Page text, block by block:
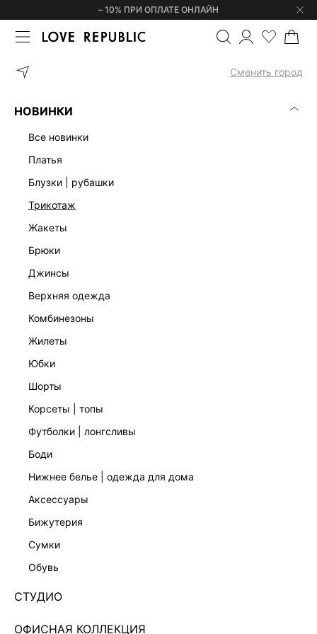
– 10% ПРИ ОПЛАТЕ ОНЛАЙН
Сменить город
НОВИНКИ
все новинки
платья
блузки | рубашки
трикотаж
жакеты
брюки
джинсы
верхняя одежда
комбинезоны
жилеты
юбки
шорты
корсеты | топы
футболки | лонгсливы
боди
нижнее белье | одежда для дома
аксессуары
бижутерия
сумки
обувь
СТУДИО
ОФИСНАЯ КОЛЛЕКЦИЯ
ГЛАВНАЯ ДЖИНСОВАЯ ЮБКА МИДИ
Нет в наличии
ЦВЕТ:СИНИЙ